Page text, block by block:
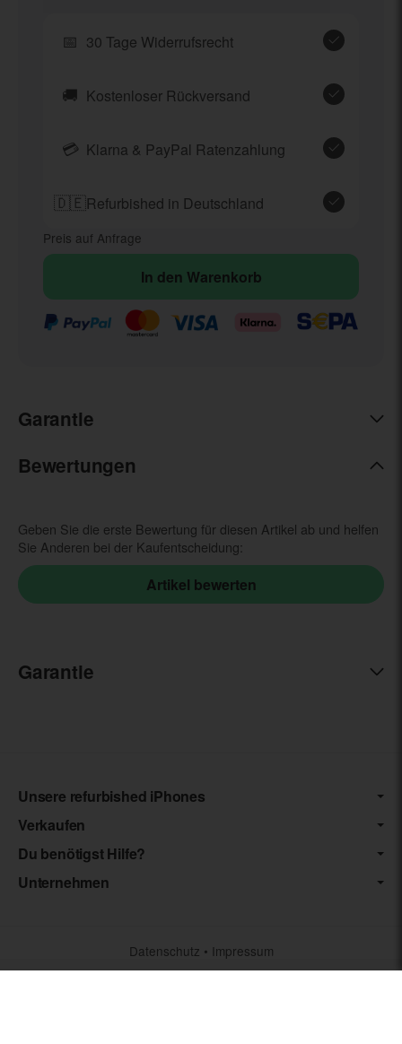
📅 30 Tage Widerrufsrecht
🚚 Kostenloser Rückversand
💳 Klarna & PayPal Ratenzahlung
🇩🇪Refurbished in Deutschland
Preis auf Anfrage
In den Warenkorb
Garantie
Bewertungen
Geben Sie die erste Bewertung für diesen Artikel ab und helfen
Sie Anderen bei der Kaufentscheidung:
Garantie
Unsere refurbished iPhones
Verkaufen
Du benötigst Hilfe?
Unternehmen
Datenschutz • Impressum